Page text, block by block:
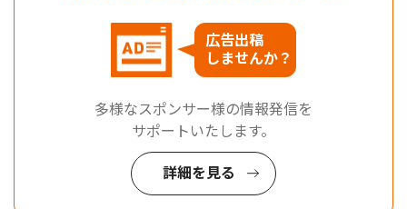
広告出稿
しませんか？
多様なスポンサー様の情報発信を
サポートいたします。
詳細を見る